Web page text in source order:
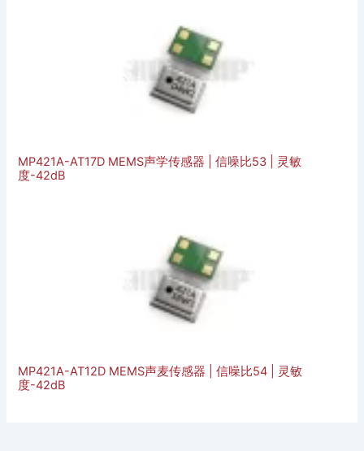
MP421A-AT17D MEMS声学传感器 | 信噪比53 | 灵敏
度-42dB
MP421A-AT12D MEMS声麦传感器 | 信噪比54 | 灵敏
度-42dB